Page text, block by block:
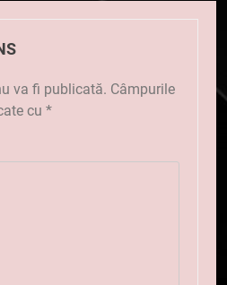
va fi publicată. Câmpurile
cu *